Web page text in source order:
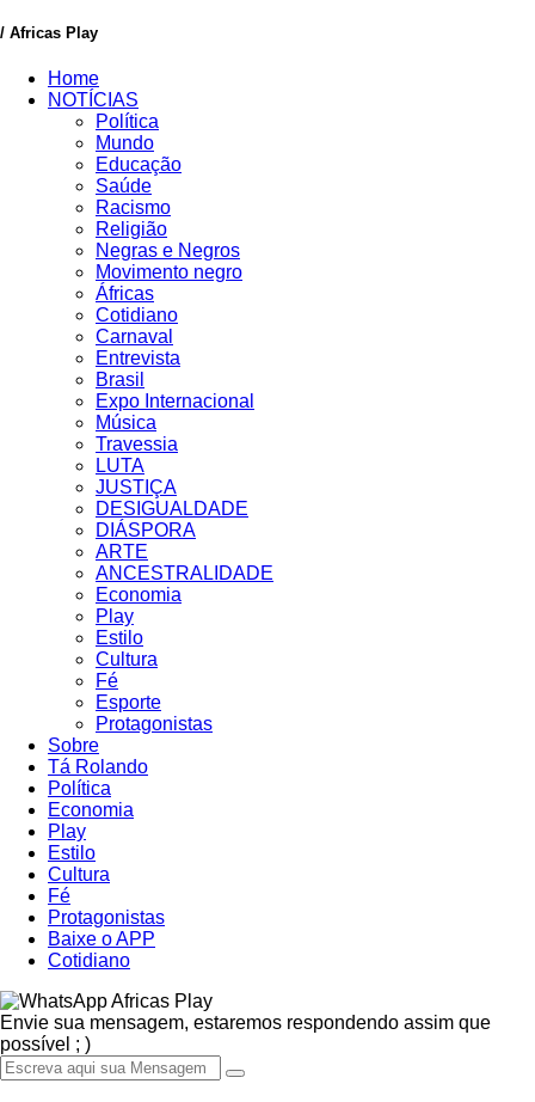
/ Africas Play
Home
NOTÍCIAS
Política
Mundo
Educação
Saúde
Racismo
Religião
Negras e Negros
Movimento negro
Áfricas
Cotidiano
Carnaval
Entrevista
Brasil
Expo Internacional
Música
Travessia
LUTA
JUSTIÇA
DESIGUALDADE
DIÁSPORA
ARTE
ANCESTRALIDADE
Economia
Play
Estilo
Cultura
Fé
Esporte
Protagonistas
Sobre
Tá Rolando
Política
Economia
Play
Estilo
Cultura
Fé
Protagonistas
Baixe o APP
Cotidiano
Africas Play
Envie sua mensagem, estaremos respondendo assim que
possível ; )